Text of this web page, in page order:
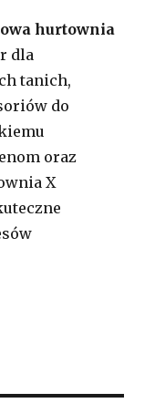
hurtownia
dla
tanich,
do
oraz
X